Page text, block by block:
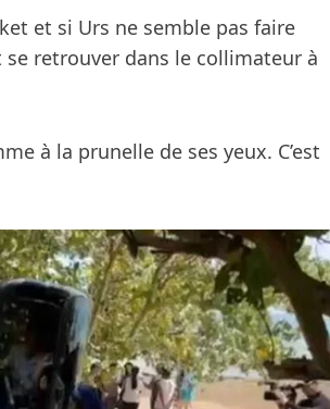
et si Urs ne semble pas faire
retrouver dans le collimateur à
à la prunelle de ses yeux. C’est